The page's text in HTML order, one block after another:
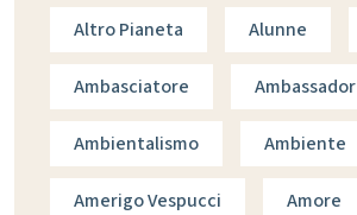
Altro Pianeta Alunne
Ambasciatore Ambassador
Ambientalismo Ambiente
Amerigo Vespucci Amore